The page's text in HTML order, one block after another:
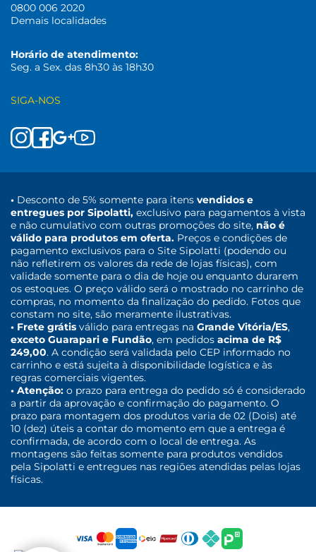
0800 006 2020
Demais localidades
Horário de atendimento:
Seg. a Sex. das 8h30 às 18h30
SIGA-NOS
• Desconto de 5% somente para itens vendidos e
entregues por Sipolatti, exclusivo para pagamentos à vista
e não cumulativo com outras promoções do site, não é
válido para produtos em oferta. Preços e condições de
pagamento exclusivos para o Site Sipolatti (podendo ou
não refletirem os valores da rede de lojas físicas), com
validade somente para o dia de hoje ou enquanto durarem
os estoques. O preço válido será o mostrado no carrinho de
compras, no momento da finalização do pedido. Fotos que
constam no site, são meramente ilustrativas.
• Frete grátis válido para entregas na Grande Vitória/ES,
exceto Guarapari e Fundão, em pedidos acima de R$
249,00. A condição será validada pelo CEP informado no
carrinho e está sujeita à disponibilidade logística e às
regras comerciais vigentes.
• Atenção: o prazo para entrega do pedido só é considerado
a partir da aprovação e confirmação do pagamento. O
prazo para montagem dos produtos varia de 02 (Dois) até
10 (dez) úteis a contar do momento em que a entrega é
confirmada, de acordo com o local de entrega. As
montagens são feitas somente para produtos vendidos
pela Sipolatti e entregues nas regiões atendidas pelas lojas
físicas.